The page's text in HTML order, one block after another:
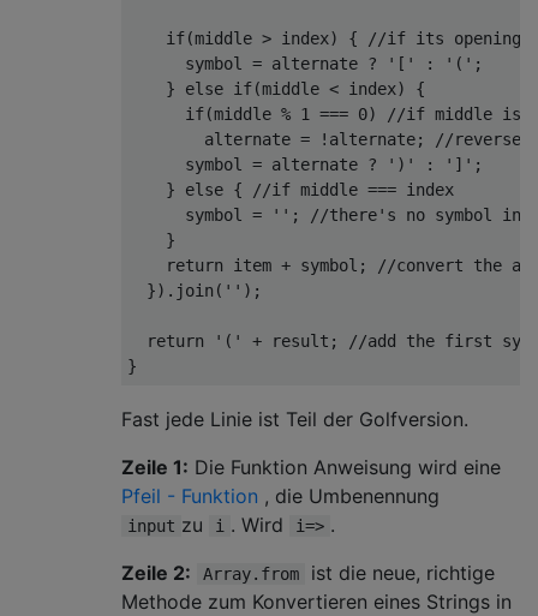
if(middle > index) { //if its opening
      symbol = alternate ? '[' : '(';
    } else if(middle < index) {
if(middle % 1 === 0) //if middle is
alternate = !alternate; //reverse
      symbol = alternate ? ')' : ']';
    } else { //if middle === index
symbol = ''; //there's no symbol in
    }
return item + symbol; //convert the
  }).join('');
return '(' + result; //add the first
Fast jede Linie ist Teil der Golfversion.
Zeile 1: Die Funktion Anweisung wird eine
Pfeil - Funktion , die Umbenennung
input zu i . Wird i=> .
Zeile 2:
Array.from
ist die neue, richtige
Methode zum Konvertieren eines Strings in